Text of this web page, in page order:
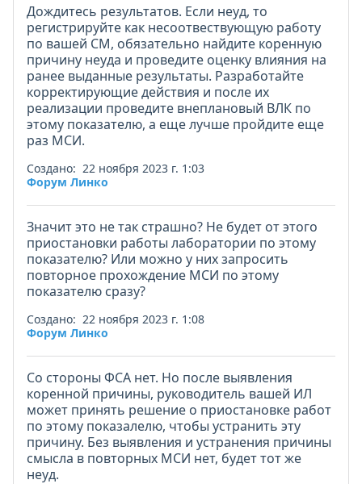
Дождитесь результатов. Если неуд, то
регистрируйте как несоотвествующую работу
по вашей СМ, обязательно найдите коренную
причину неуда и проведите оценку влияния на
ранее выданные результаты. Разработайте
корректирующие действия и после их
реализации проведите внеплановый ВЛК по
этому показателю, а еще лучше пройдите еще
раз МСИ.
Создано: 22 ноября 2023 г. 1:03
Форум Линко
Значит это не так страшно? Не будет от этого
приостановки работы лаборатории по этому
показателю? Или можно у них запросить
повторное прохождение МСИ по этому
показателю сразу?
Создано: 22 ноября 2023 г. 1:08
Форум Линко
Со стороны ФСА нет. Но после выявления
коренной причины, руководитель вашей ИЛ
может принять решение о приостановке работ
по этому показалелю, чтобы устранить эту
причину. Без выявления и устранения причины
смысла в повторных МСИ нет, будет тот же
неуд.